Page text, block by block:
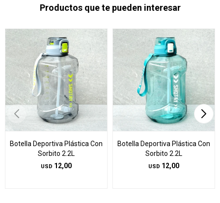
Productos que te pueden interesar
Botella Deportiva Plástica Con
Sorbito 2.2L
USD 12,00
Botella Deportiva Plástica Con
Sorbito 2.2L
USD 12,00